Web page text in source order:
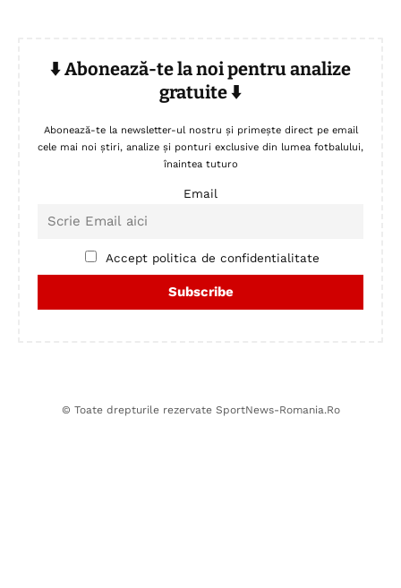
⬇️ Abonează-te la noi pentru analize
gratuite ⬇️
Abonează-te la newsletter-ul nostru și primește direct pe email
cele mai noi știri, analize și ponturi exclusive din lumea fotbalului,
înaintea tuturo
Email
Accept politica de confidentialitate
© Toate drepturile rezervate SportNews-Romania.Ro